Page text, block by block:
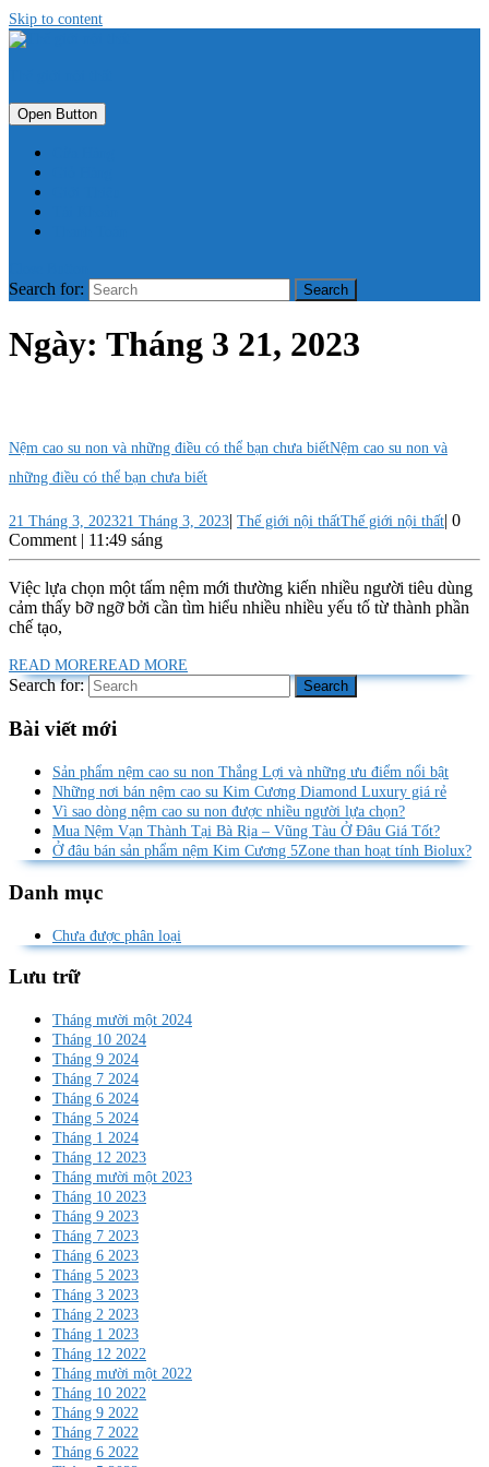
Skip to content
Open Button
Search for:
Ngày: Tháng 3 21, 2023
Nệm cao su non và những điều có thể bạn chưa biếtNệm cao su non và
những điều có thể bạn chưa biết
21 Tháng 3, 202321 Tháng 3, 2023| Thế giới nội thấtThế giới nội thất| 0
Comment | 11:49 sáng
Việc lựa chọn một tấm nệm mới thường kiến nhiều người tiêu dùng
cảm thấy bỡ ngỡ bởi cần tìm hiểu nhiều nhiều yếu tố từ thành phần
chế tạo,
READ MOREREAD MORE
Search for:
Bài viết mới
Sản phẩm nệm cao su non Thắng Lợi và những ưu điểm nổi bật
Những nơi bán nệm cao su Kim Cương Diamond Luxury giá rẻ
Vì sao dòng nệm cao su non được nhiều người lựa chọn?
Mua Nệm Vạn Thành Tại Bà Rịa – Vũng Tàu Ở Đâu Giá Tốt?
Ở đâu bán sản phẩm nệm Kim Cương 5Zone than hoạt tính Biolux?
Danh mục
Chưa được phân loại
Lưu trữ
Tháng mười một 2024
Tháng 10 2024
Tháng 9 2024
Tháng 7 2024
Tháng 6 2024
Tháng 5 2024
Tháng 1 2024
Tháng 12 2023
Tháng mười một 2023
Tháng 10 2023
Tháng 9 2023
Tháng 7 2023
Tháng 6 2023
Tháng 5 2023
Tháng 3 2023
Tháng 2 2023
Tháng 1 2023
Tháng 12 2022
Tháng mười một 2022
Tháng 10 2022
Tháng 9 2022
Tháng 7 2022
Tháng 6 2022